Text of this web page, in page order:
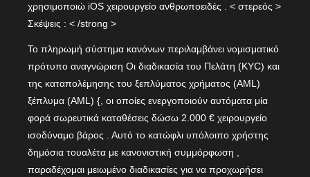
χρησιμοποιώ iOS χειρουργείο ανθρωποειδές . < στερεός >
Σκέψεις : < /strong >
Το πληρωμή σύστημα κανόνων περιλαμβάνει νομισματικό
πρότυπο αναγνώριση Οι διαδικασία του Πελάτη (KYC) και
της καταπολέμησης του ξεπλύματος χρήματος (AML)
ξέπλυμα (AML) {, οι οποίες ενεργοποιούν αυτόματα μία
φορά σωρευτικά καταθέσεις δώσω 2.000 € χειρουργείο
ισοδύναμο βάρος . Αυτό το κατώφλι υπόλοιπο χρήστης
δημόσια τουαλέτα με κανονιστική συμμόρφωση ,
παραδέχομαι μειωμένο διαδικασίες για να προχωρήσει